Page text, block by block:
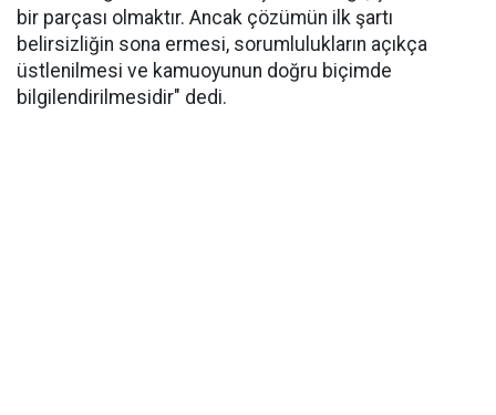
bir parçası olmaktır. Ancak çözümün ilk şartı
belirsizliğin sona ermesi, sorumlulukların açıkça
üstlenilmesi ve kamuoyunun doğru biçimde
bilgilendirilmesidir" dedi.